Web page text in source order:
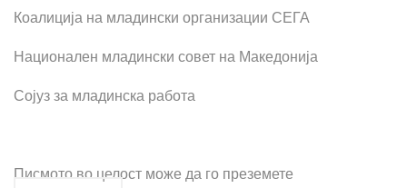
Коалиција на младински организации СЕГА
Национален младински совет на Македонија
Сојуз за младинска работа
Писмото во целост може да го преземете